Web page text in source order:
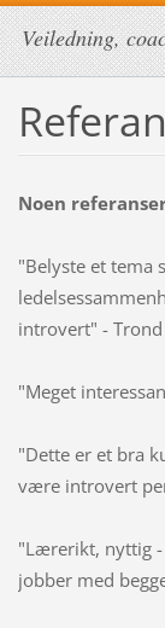
Veiledning,
Noen
"Belyste et tema
introvert" - Trond
"Meget
"Dette er et bra
være introvert
"Lærerikt, nyttig -
jobber med